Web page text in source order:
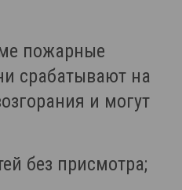
пожарные
срабатывают на
и могут
без присмотра;